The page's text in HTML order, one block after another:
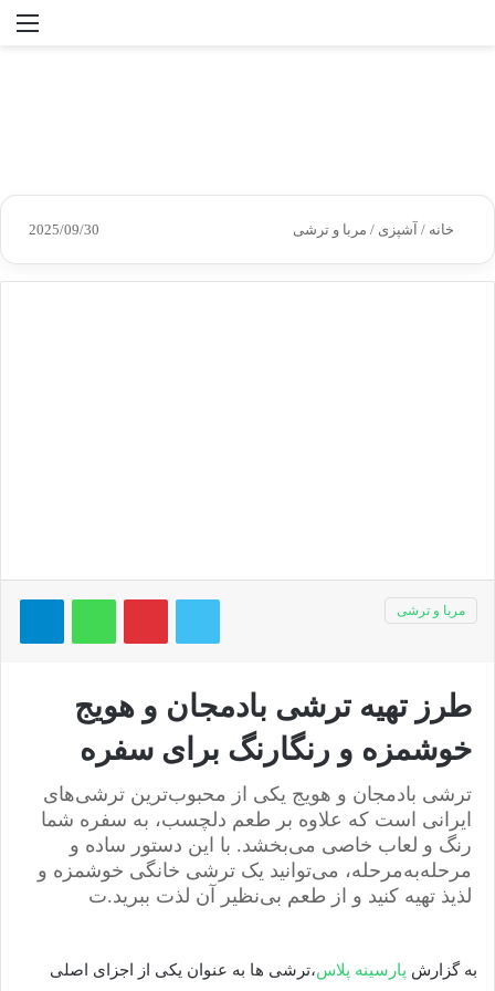
جستجو
خانه / آشپزی / مربا و ترشی 2025/09/30
توییتر پینتریستواتس آپ
مربا و ترشی
طرز تهیه ترشی بادمجان و هویج
خوشمزه و رنگارنگ برای سفره
ترشی بادمجان و هویج یکی از محبوب‌ترین ترشی‌های
ایرانی است که علاوه بر طعم دلچسب، به سفره شما
رنگ و لعاب خاصی می‌بخشد. با این دستور ساده و
مرحله‌به‌مرحله، می‌توانید یک ترشی خانگی خوشمزه و
لذیذ تهیه کنید و از طعم بی‌نظیر آن لذت ببرید.ت
به گزارش پارسینه پلاس،ترشی ها به عنوان یکی از اجزای اصلی